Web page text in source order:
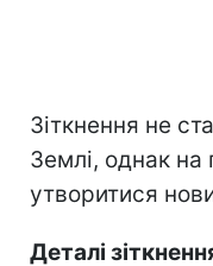
Зіткнення не
Землі, однак на
утворитися
Деталі